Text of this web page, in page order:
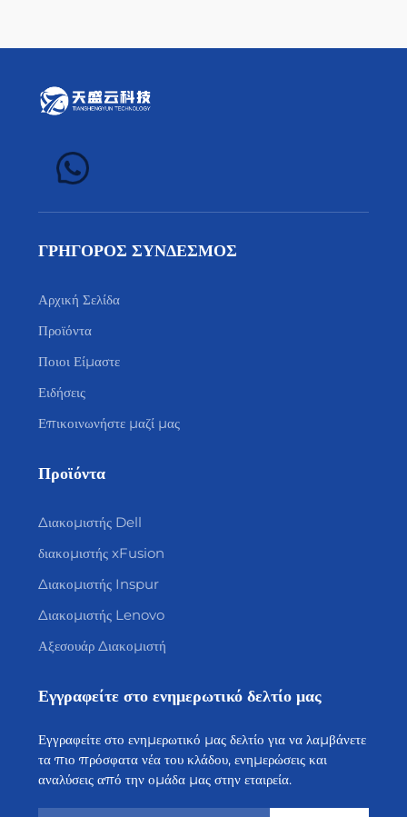
ΓΡΗΓΟΡΟΣ ΣΥΝΔΕΣΜΟΣ
Αρχική Σελίδα
Προϊόντα
Ποιοι Είμαστε
Ειδήσεις
Επικοινωνήστε μαζί μας
Προϊόντα
Διακομιστής Dell
διακομιστής xFusion
Διακομιστής Inspur
Διακομιστής Lenovo
Αξεσουάρ Διακομιστή
Εγγραφείτε στο ενημερωτικό δελτίο μας
Εγγραφείτε στο ενημερωτικό μας δελτίο για να λαμβάνετε
τα πιο πρόσφατα νέα του κλάδου, ενημερώσεις και
αναλύσεις από την ομάδα μας στην εταιρεία.